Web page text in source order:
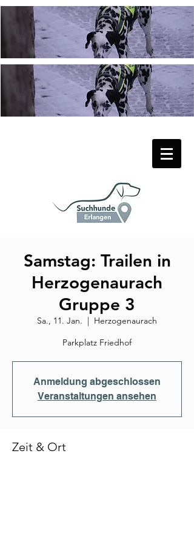
Samstag: Trailen in
Herzogenaurach
Gruppe 3
Sa., 11. Jan.
  |
Herzogenaurach
Parkplatz Friedhof
Anmeldung abgeschlossen
Veranstaltungen ansehen
Zeit & Ort